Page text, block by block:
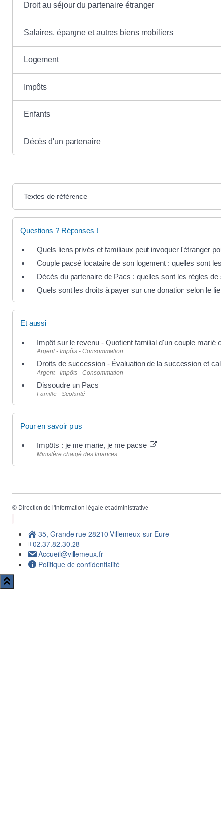
Droit au séjour du partenaire étranger
Salaires, épargne et autres biens mobiliers
Logement
Impôts
Enfants
Décès d'un partenaire
Textes de référence
Questions ? Réponses !
Quels liens privés et familiaux peut invoquer l'étranger
Couple pacsé locataire de son logement : quelles sont
Décès du partenaire de Pacs : quelles sont les règles
Quels sont les droits à payer sur une donation selon le
Et aussi
Impôt sur le revenu - Quotient familial d'un couple marié
Argent - Impôts - Consommation
Droits de succession - Évaluation de la succession et
Argent - Impôts - Consommation
Dissoudre un Pacs
Famille - Scolarité
Pour en savoir plus
Impôts : je me marie, je me pacse
Ministère chargé des finances
© Direction de l'information légale et administrative
35, Grande rue 28210 Villemeux-sur-Eure
02.37.82.30.28
Accueil@villemeux.fr
Politique de confidentialité